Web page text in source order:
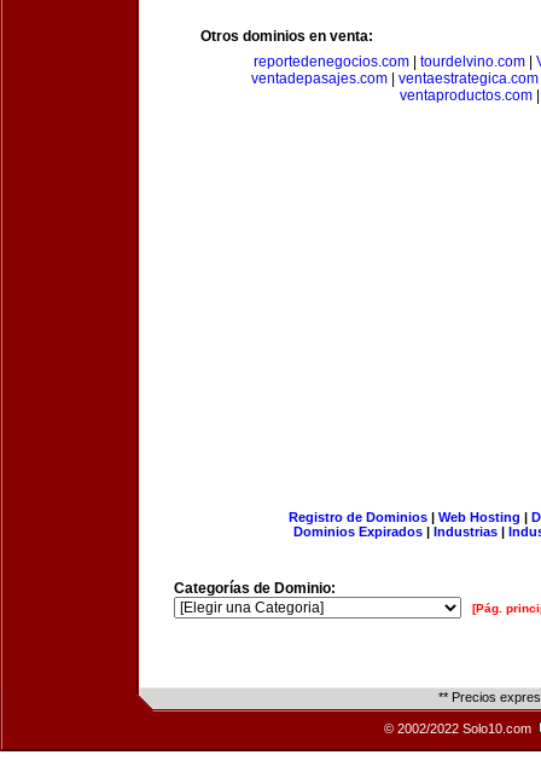
Otros dominios en venta:
reportedenegocios.com| tourdelvino.com|
ventadepasajes.com
ventaestrategica.com
ventaproductos.com
Registro de Dominios| Web Hosting |
Dominios Expirados | Industrias |
Categorías de Dominio:
[Pág.
** Precios
© 2002/2022 Solo10.com